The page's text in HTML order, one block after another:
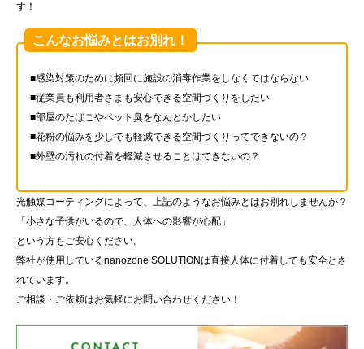
す！
こんなお悩みとはお別れ！
■感染対策のために頻回に施設の消毒作業をしなくてはならない
■従業員も利用者さまも安心できる空間づくりをしたい
■部屋のたばこやペット臭をなんとかしたい
■花粉の悩みを少しでも軽減できる空間づくりってできないの？
■外壁の汚れの付着を軽減させることはできないの？
光触媒コーティングによって、上記のようなお悩みとはお別れしませんか？
「小さな子供がいるので、人体への影響が心配」
という方もご安心ください。
弊社が使用しているnanozone SOLUTIONは直接人体に付着しても安全とさ
れています。
ご相談・ご依頼はお気軽にお問い合わせください！